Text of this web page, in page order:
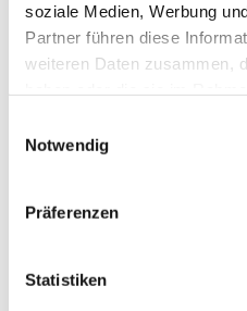
soziale Medien, Werbung
Partner führen diese
weiteren Daten zusammen,
Notwendig
Präferenzen
Statistiken